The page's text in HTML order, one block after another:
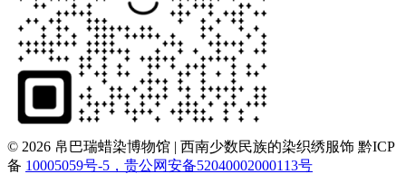
© 2026 帛巴瑞蜡染博物馆 | 西南少数民族的染织绣服饰 黔ICP
备 10005059号-5，贵公网安备52040002000113号